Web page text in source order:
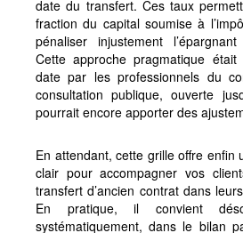
date du transfert. Ces taux
fraction du capital soumise à
pénaliser injustement
Cette approche pragmatique
date par les professionnels du
consultation publique, ouverte
pourrait encore apporter des
En attendant, cette grille offre enfin
clair pour accompagner vos
transfert d’ancien contrat dans
En pratique, il convient
systématiquement, dans le bilan